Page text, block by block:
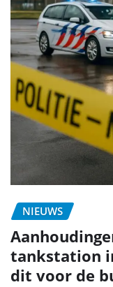
NIEUWS
tankstation
dit voor de